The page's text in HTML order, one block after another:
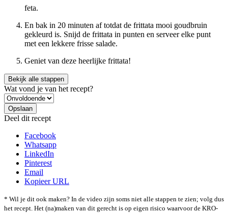
feta.
En bak in 20 minuten af totdat de frittata mooi goudbruin
gekleurd is. Snijd de frittata in punten en serveer elke punt
met een lekkere frisse salade.
Geniet van deze heerlijke frittata!
Bekijk alle stappen
Wat vond je van het recept?
Deel dit recept
Facebook
Whatsapp
LinkedIn
Pinterest
Email
Kopieer URL
* Wil je dit ook maken? In de video zijn soms niet alle stappen te zien; volg dus
het recept. Het (na)maken van dit gerecht is op eigen risico waarvoor de KRO-